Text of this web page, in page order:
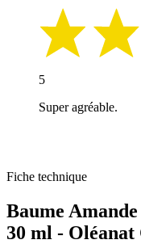
5
Super agréable.
Fiche technique
Baume
30 ml -